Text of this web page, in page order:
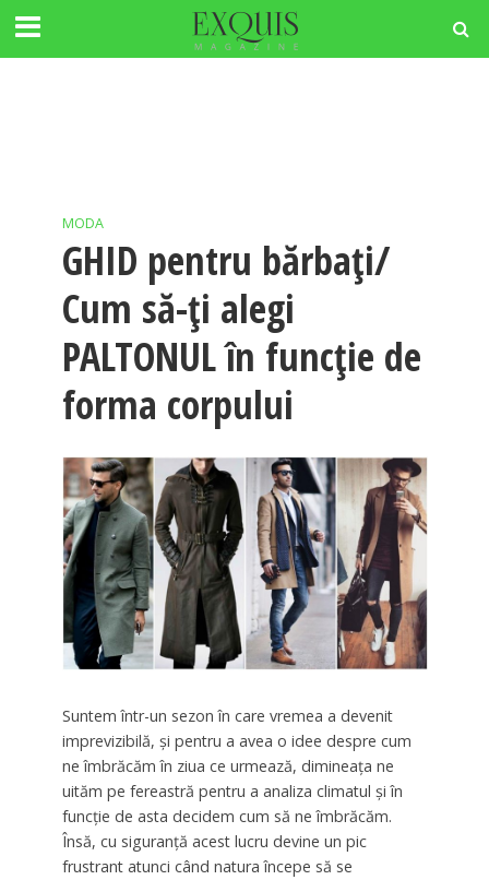
MODA
GHID pentru bărbați/
Cum să-ți alegi
PALTONUL în funcție de
forma corpului
Suntem într-un sezon în care vremea a devenit
imprevizibilă, și pentru a avea o idee despre cum
ne îmbrăcăm în ziua ce urmează, dimineața ne
uităm pe fereastră pentru a analiza climatul și în
funcție de asta decidem cum să ne îmbrăcăm.
Însă, cu siguranță acest lucru devine un pic
frustrant atunci când natura începe să se